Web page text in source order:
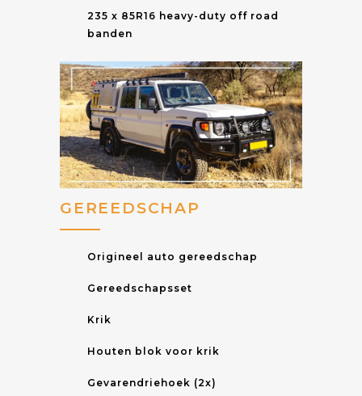
235 x 85R16 heavy-duty off road
banden
GEREEDSCHAP
Origineel auto gereedschap
Gereedschapsset
Krik
Houten blok voor krik
Gevarendriehoek (2x)